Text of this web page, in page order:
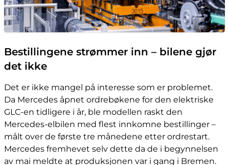
Bestillingene strømmer inn – bilene gjør
det ikke
Det er ikke mangel på interesse som er problemet.
Da Mercedes åpnet ordrebøkene for den elektriske
GLC-en tidligere i år, ble modellen raskt den
Mercedes-elbilen med flest innkomne bestillinger –
målt over de første tre månedene etter ordrestart.
Mercedes fremhevet selv dette da de i begynnelsen
av mai meldte at produksjonen var i gang i Bremen.